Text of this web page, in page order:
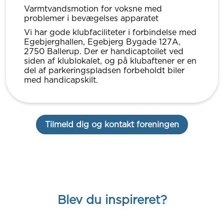
Varmtvandsmotion for voksne med
problemer i bevægelses apparatet
Vi har gode klubfaciliteter i forbindelse med
Egebjerghallen, Egebjerg Bygade 127A,
2750 Ballerup. Der er handicaptoilet ved
siden af klublokalet, og på klubaftener er en
del af parkeringspladsen forbeholdt biler
med handicapskilt.
Tilmeld dig og kontakt foreningen
Blev du inspireret?